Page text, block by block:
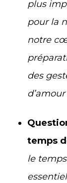
plus
pour la
notre
des
temps
le